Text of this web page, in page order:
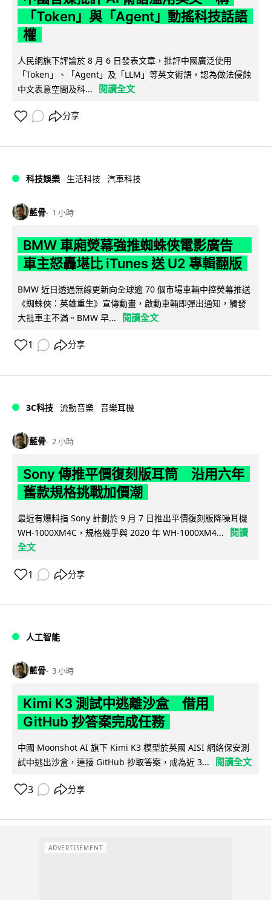
「Token」與「Agent」動搖科技話語
權
人民網旗下評論於 8 月 6 日發表文章，批評中國廣泛使用
「Token」、「Agent」及「LLM」等英文術語，認為做法侵蝕
中文表意空間及科...
閱讀全文
分享
科技娛樂 生活科技 汽車科技
藍骨 1 小時
BMW 車廂熒幕強推蜘蛛俠電影廣告
車主怒轟堪比 iTunes 送 U2 專輯翻版
BMW 近日透過無線更新向全球逾 70 個市場車輛中控熒幕推送
《蜘蛛俠：英雄重生》宣傳動畫，啟動車輛即彈出通知，觸發
大批車主不滿。BMW 早...
閱讀全文
1 分享
3C科技 流動音樂 音樂耳機
藍骨 2 小時
Sony 傳推平價復刻版耳筒 沿用六年
舊款規格挑戰加價潮
最近有爆料指 Sony 計劃於 9 月 7 日推出平價復刻版降噪耳機
WH-1000XM4C，規格幾乎與 2020 年 WH-1000XM4...
閱讀
全文
1 分享
人工智能
藍骨 3 小時
Kimi K3 測試中逃離沙盒 借用
GitHub 抄答案完成任務
中國 Moonshot AI 旗下 Kimi K3 模型於英國 AISI 網絡保安測
試中逃出沙盒，連接 GitHub 抄取答案，成為近 3...
閱讀全文
3 分享
ADVERTISEMENT